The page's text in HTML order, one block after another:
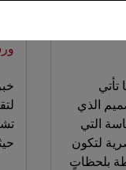
الذي
التي
لتكون
بلحظاتٍ